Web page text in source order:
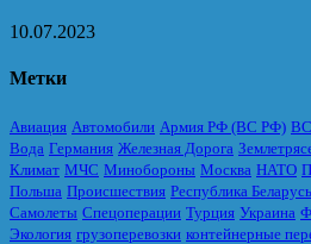
10.07.2023
Метки
Авиация Автомобили Армия РФ (ВС РФ)
Вода Германия Железная Дорога
Климат МЧС Минобороны Москва НАТО
Польша Происшествия Республика
Самолеты Спецоперации Турция Украина
Экология грузоперевозки контейнерные